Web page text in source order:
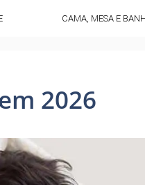
CAMA, MESA E
2026